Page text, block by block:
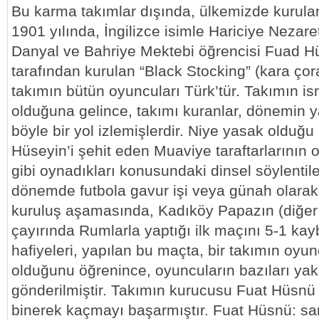
Bu karma takımlar dışında, ülkemizde
1901 yılında, İngilizce isimle Hariciye
Danyal ve Bahriye Mektebi öğrencisi Fuad
tarafından kurulan “Black Stocking” (kara
takımın bütün oyuncuları Türk’tür. Takımın
olduğuna gelince, takımı kuranlar, dönemin
böyle bir yol izlemişlerdir. Niye yasak
Hüseyin’i şehit eden Muaviye taraftarlarının
gibi oynadıkları konusundaki dinsel
dönemde futbola gavur işi veya günah olarak
kuruluş aşamasında, Kadıköy Papazın
çayırında Rumlarla yaptığı ilk maçını 5-1
hafiyeleri, yapılan bu maçta, bir takımın
olduğunu öğrenince, oyuncuların bazıları
gönderilmiştir. Takımın kurucusu Fuat
binerek kaçmayı başarmıştır. Fuat Hüsnü: